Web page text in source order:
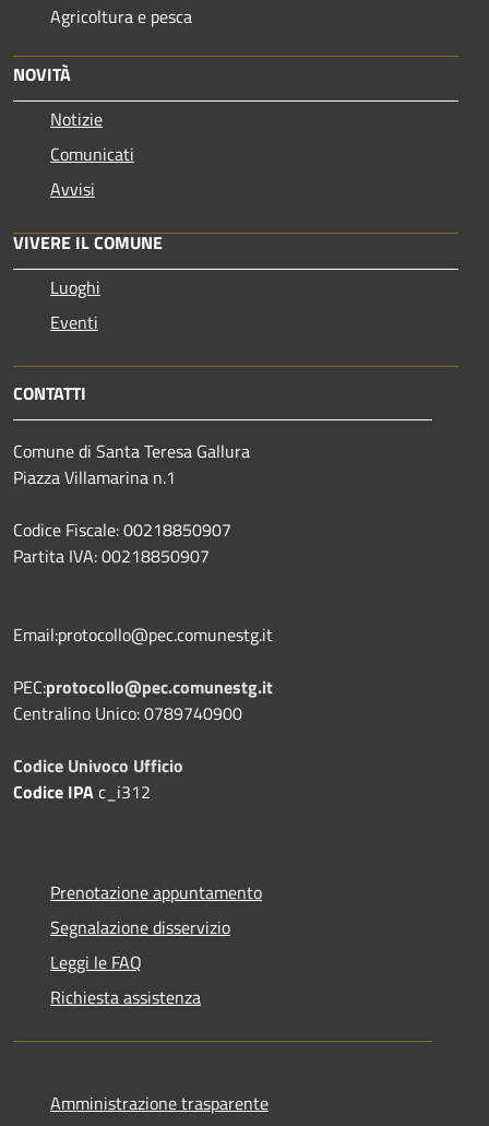
Agricoltura e pesca
NOVITÀ
Notizie
Comunicati
Avvisi
VIVERE IL COMUNE
Luoghi
Eventi
CONTATTI
Comune di Santa Teresa Gallura
Piazza Villamarina n.1
Codice Fiscale: 00218850907
Partita IVA: 00218850907
Email:protocollo@pec.comunestg.it
PEC:protocollo@pec.comunestg.it
Centralino Unico: 0789740900
Codice Univoco Ufficio
Codice IPAc_i312
Prenotazione appuntamento
Segnalazione disservizio
Leggi le FAQ
Richiesta assistenza
Amministrazione trasparente